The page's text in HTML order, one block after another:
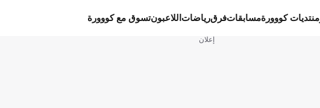
منتديات كووورةمسابقاتفرقرياضات اللاعبونتسوق مع كووورة
إعلان